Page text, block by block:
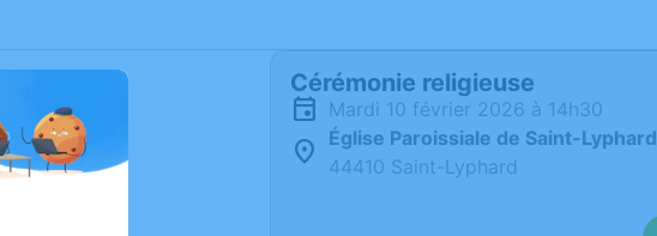
Cérémonie religieuse
mardi 10 février 2026 à 14h30
Église Paroissiale de Saint-Lyphard
44410 Saint-Lyphard